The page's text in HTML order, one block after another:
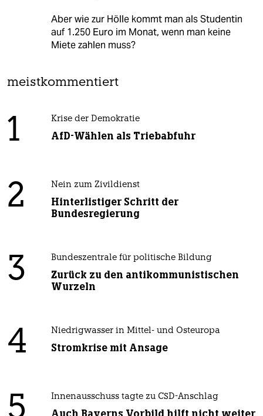
Aber wie zur Hölle kommt man als Studentin
auf 1.250 Euro im Monat, wenn man keine
Miete zahlen muss?
meistkommentiert
1 Krise der Demokratie
AfD-Wählen als Triebabfuhr
2 Nein zum Zivildienst
Hinterlistiger Schritt der
Bundesregierung
3 Bundeszentrale für politische Bildung
Zurück zu den antikommunistischen
Wurzeln
4 Niedrigwasser in Mittel- und Osteuropa
Stromkrise mit Ansage
Innenausschuss tagte zu CSD-Anschlag